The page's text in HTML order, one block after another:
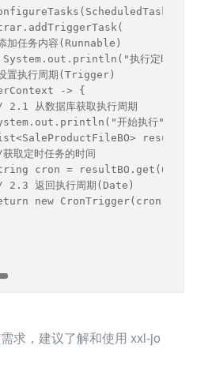
任务内容(Runnable)
执行定时任
执行周期(Trigger)
-> {
从数据库获取执行周期
开始执行");
定时任务的时间
cron =
返回执行周期(Date)
new
求，建议了解和使用 xxl-jo